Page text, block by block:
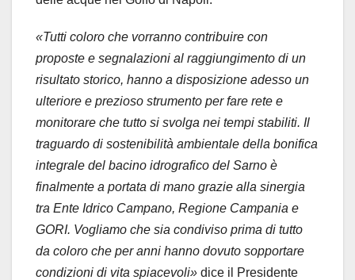
«Tutti coloro che vorranno contribuire con
proposte e segnalazioni al raggiungimento di un
risultato storico, hanno a disposizione adesso un
ulteriore e prezioso strumento per fare rete e
monitorare che tutto si svolga nei tempi stabiliti. Il
traguardo di sostenibilità ambientale della bonifica
integrale del bacino idrografico del Sarno è
finalmente a portata di mano grazie alla sinergia
tra Ente Idrico Campano, Regione Campania e
GORI. Vogliamo che sia condiviso prima di tutto
da coloro che per anni hanno dovuto sopportare
condizioni di vita spiacevoli» dice il Presidente